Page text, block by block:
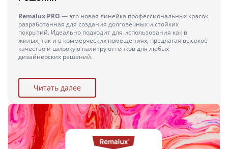
Remalux PRO — это новая линейка профессиональных красок,
разработанная для создания долговечных и стойких
покрытий. Идеально подходит для использования как в
жилых, так и в коммерческих помещениях, предлагая высокое
качество и широкую палитру оттенков для любых
дизайнерских решений.
Читать далее